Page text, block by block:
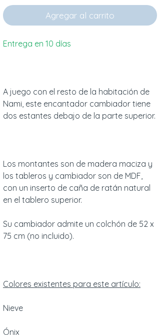
Agregar al carrito
Entrega en 10 días
A juego con el resto de la habitación de
Nami, este encantador cambiador tiene
dos estantes debajo de la parte superior.
Los montantes son de madera maciza y
los tableros y cambiador son de MDF,
con un inserto de caña de ratán natural
en el tablero superior.
Su cambiador admite un colchón de 52 x
75 cm (no incluido).
Colores existentes para este artículo:
Nieve
Ónix